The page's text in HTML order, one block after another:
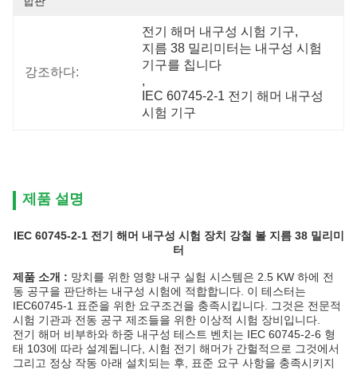
강조하다:
전기 해머 내구성 시험 기구,
지름 38 밀리미터는 내구성 시험
기구를 칩니다
,
IEC 60745-2-1 전기 해머 내구성
시험 기구
제품 설명
IEC 60745-2-1 전기 해머 내구성 시험 장치 강철 볼 지름 38 밀리미
터
제품 소개 : 망치를 위한 영향 내구 실험 시스템은 2.5 KW 하에 전
동 공구을 판단하는 내구성 시험에 적합합니다. 이 테스터는
IEC60745-1 표준을 위한 요구조건을 충족시킵니다. 그것은 전문적
시험 기관과 전동 공구 제조들을 위한 이상적 시험 장비입니다.
전기 해머 비부하와 하중 내구성 테스트 벤치는 IEC 60745-2-6 형
태 103에 따라 설계됩니다, 시험 전기 해머가 간헐적으로 그것에서
그리고 정상 작동 아래 설치되는 후, 표준 요구 사항을 충족시키지